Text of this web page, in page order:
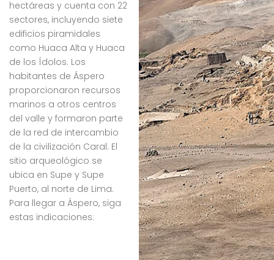
hectáreas y cuenta con 22
sectores, incluyendo siete
edificios piramidales
como Huaca Alta y Huaca
de los Ídolos. Los
habitantes de Áspero
proporcionaron recursos
marinos a otros centros
del valle y formaron parte
de la red de intercambio
de la civilización Caral. El
sitio arqueológico se
ubica en Supe y Supe
Puerto, al norte de Lima.
Para llegar a Áspero, siga
estas indicaciones: